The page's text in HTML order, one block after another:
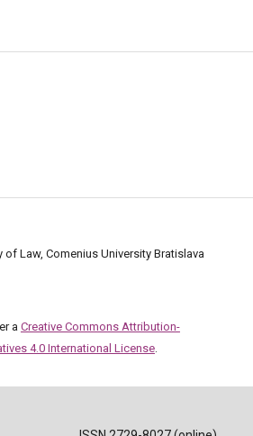
Law, Comenius University Bratislava
a Creative Commons Attribution-
4.0 International License.